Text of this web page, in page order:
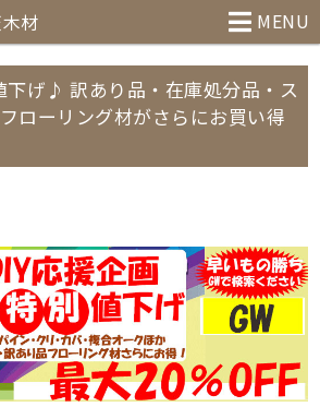
MENU
材
下げ♪ 訳あり品・在庫処分品・ス
ローリング材がさらにお買い得